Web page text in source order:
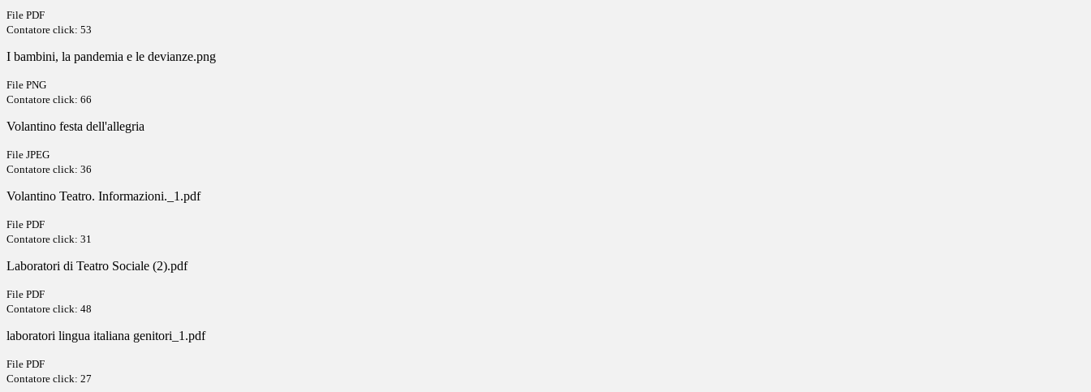
File PDF
Contatore click: 53
I bambini, la pandemia e le devianze.png
File PNG
Contatore click: 66
Volantino festa dell'allegria
File JPEG
Contatore click: 36
Volantino Teatro. Informazioni._1.pdf
File PDF
Contatore click: 31
Laboratori di Teatro Sociale (2).pdf
File PDF
Contatore click: 48
laboratori lingua italiana genitori_1.pdf
File PDF
Contatore click: 27